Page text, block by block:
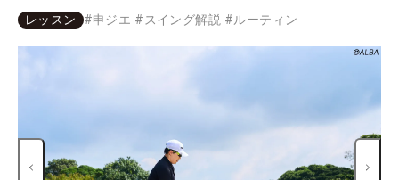
レッスン #申ジエ # スイング解説 #ルーティン